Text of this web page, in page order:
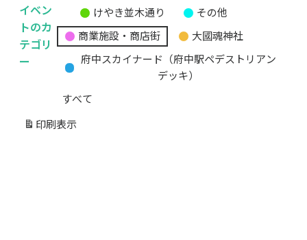
イベン
トのカ
テゴリ
ー
題
カ
ゴ
リ
けやき並木通り
その他
商業施設・商店街
大國魂神社
府中スカイナード（府中駅ペデストリアン
デッキ）
すべて
印刷 表示